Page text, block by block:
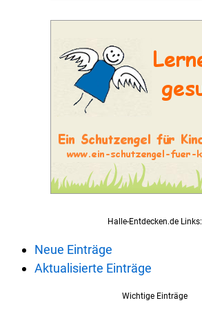
Halle-Entdecken.de Links:
Neue Einträge
Aktualisierte Einträge
Wichtige Einträge